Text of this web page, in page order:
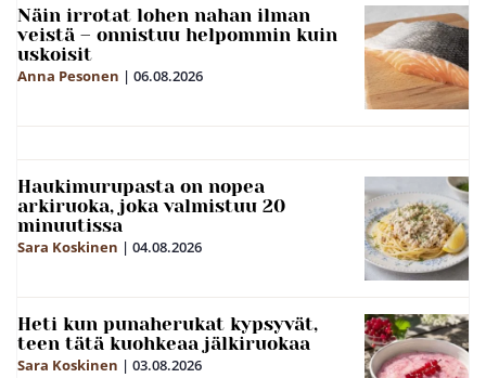
Näin irrotat lohen nahan ilman
veistä – onnistuu helpommin kuin
uskoisit
Anna Pesonen | 06.08.2026
Haukimurupasta on nopea
arkiruoka, joka valmistuu 20
minuutissa
Sara Koskinen | 04.08.2026
Heti kun punaherukat kypsyvät,
teen tätä kuohkeaa jälkiruokaa
Sara Koskinen | 03.08.2026